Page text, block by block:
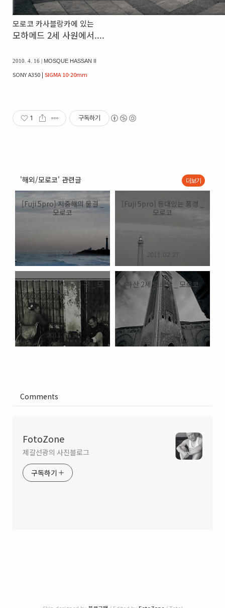
모로코 카사블랑카에 있는
모하메드 2세 사원에서....
2010. 4. 16 | MOSQUE HASSAN II
SONY A350 | SIGMA 10-20mm
1 구독하기
'해외/모로코' 관련글
[Fuji 5pro] 지중해의 물결 _
모로코
2011.03.01
[Fuji 5pro] 등대있는 풍경 _
모로코
2011.02.27
카사블랑카의 어두운 곳 _ 모
로코
2011.01.30
하산 2세 모스크 _ 모로코
2011.01.24
더보기
Comments
FotoZone
제갈선광의 사진블로그
구독하기